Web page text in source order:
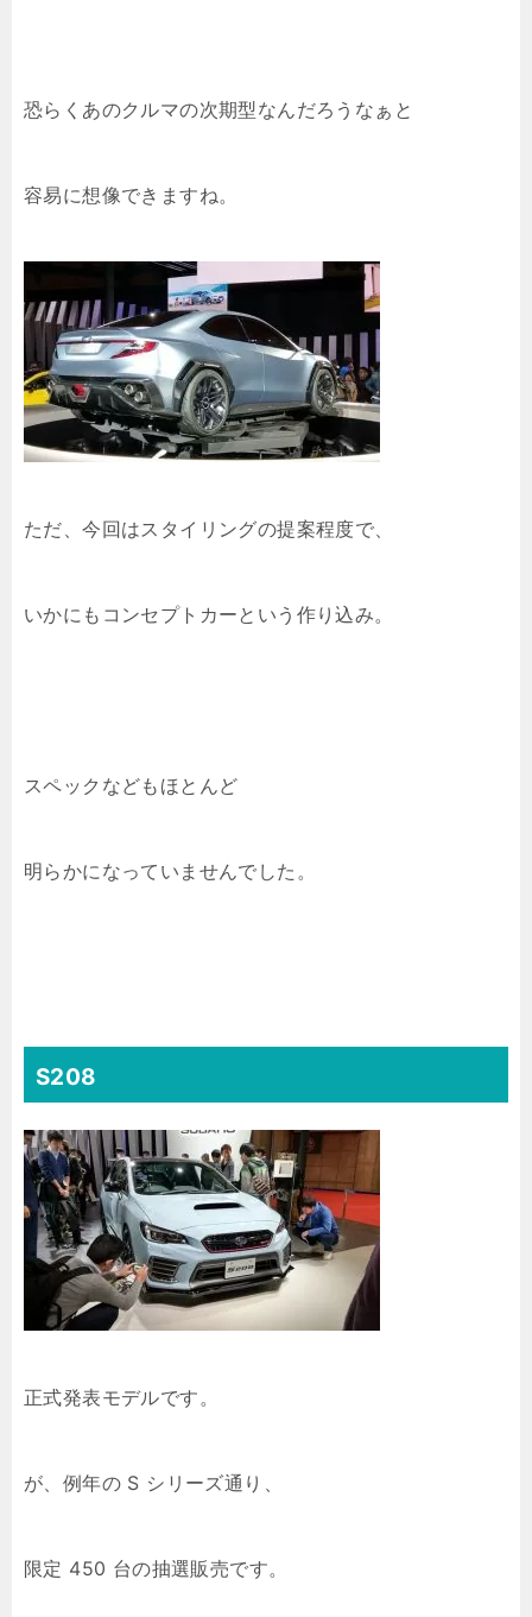
恐らくあのクルマの次期型なんだろうなぁと
容易に想像できますね。
ただ、今回はスタイリングの提案程度で、
いかにもコンセプトカーという作り込み。
スペックなどもほとんど
明らかになっていませんでした。
S208
正式発表モデルです。
が、例年の S シリーズ通り、
限定 450 台の抽選販売です。